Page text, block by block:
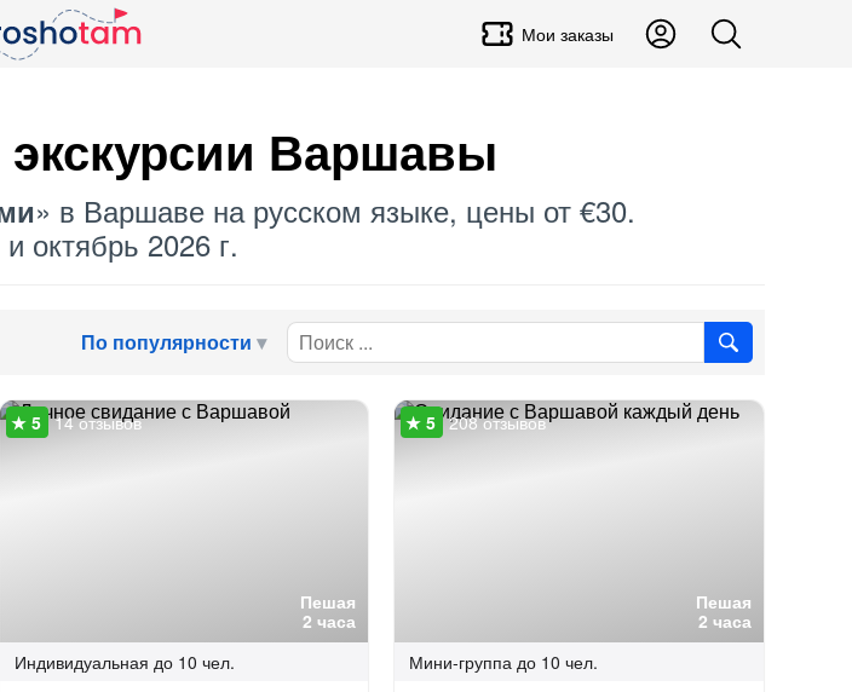
Мои заказы
Варшавы
» в Варшаве на русском языке, цены от €30.
октябрь 2026 г.
По популярности
Пешая
2 часа
14 отзывов
Индивидуальная до 10 чел.
Пешая
2 часа
208 отзывов
Мини-группа до 10 чел.